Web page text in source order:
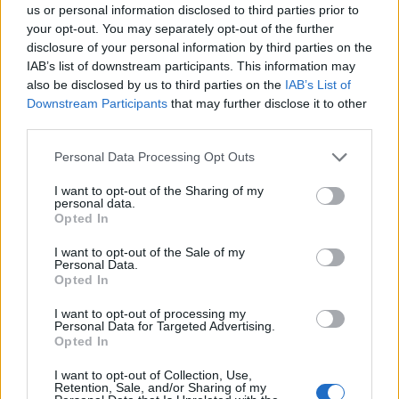
us or personal information disclosed to third parties prior to
your opt-out. You may separately opt-out of the further
disclosure of your personal information by third parties on the
IAB’s list of downstream participants. This information may
also be disclosed by us to third parties on the IAB’s List of
Downstream Participants that may further disclose it to other
Please note that this website/app uses one or more Google
not limited to your visit or usage behaviour. You may click to
grant or deny consent to Google and its third-party tags to
use your data for below specified purposes in below Google
consent section.
Personal Data Processing Opt Outs
I want to opt-out of the Sharing of my
personal data.
Opted In
I want to opt-out of the Sale of my
Personal Data.
Opted In
I want to opt-out of processing my
Personal Data for Targeted Advertising.
Opted In
I want to opt-out of Collection, Use,
Retention, Sale, and/or Sharing of my
– På skyttedelen har jag tillsammans med Jean-
Marc gjort ett väldigt bra jobb. Där har jag
hittat flera tydliga nycklar för att öka min
trygghet på vallen. Jag känner mig mer säker
fortsätter:
– Om jag gör något sämre så har jag tydliga
skjuta bra igen.
Hård konkurrens
Hanna Öberg var en av skidskyttarna som
redan fått en OS-biljett, tillsammans med
Martin Ponsiluoma, Sebastian Samuelsson och